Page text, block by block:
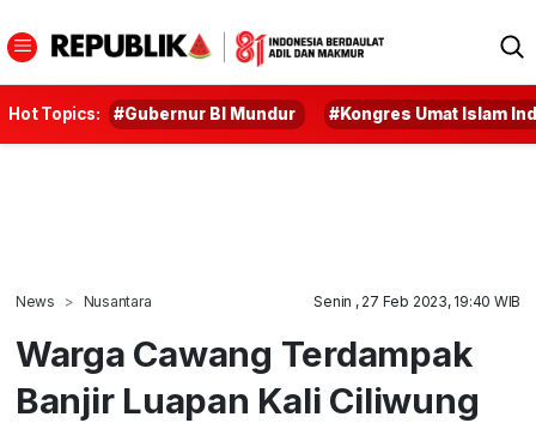
Hot Topics: #Gubernur BI Mundur #Kongres Umat Islam
News Nusantara Senin , 27 Feb 2023, 19:40 WIB
Warga Cawang Terdampak
Banjir Luapan Kali Ciliwung